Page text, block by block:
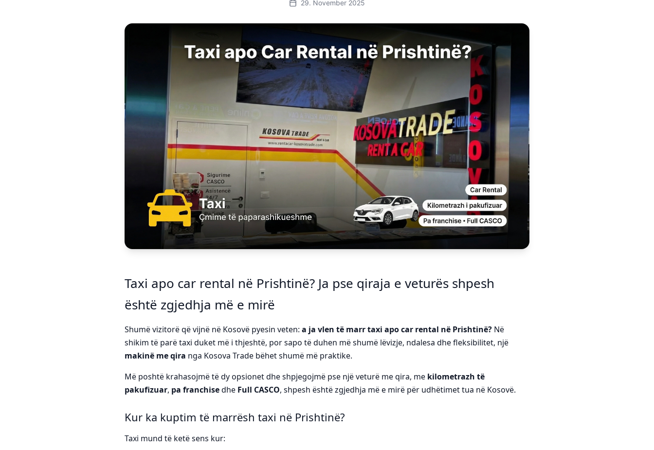
29. November 2025
Taxi apo car rental në Prishtinë? Ja pse qiraja e veturës shpesh
është zgjedhja më e mirë
Shumë vizitorë që vijnë në Kosovë pyesin veten: a ja vlen të marr taxi apo car rental në Prishtinë? Në
shikim të parë taxi duket më i thjeshtë, por sapo të duhen më shumë lëvizje, ndalesa dhe fleksibilitet, një
makinë me qira nga Kosova Trade bëhet shumë më praktike.
Më poshtë krahasojmë të dy opsionet dhe shpjegojmë pse një veturë me qira, me kilometrazh të
pakufizuar, pa franchisedhe Full CASCO, shpesh është zgjedhja më e mirë për udhëtimet tua në Kosovë.
Kur ka kuptim të marrësh taxi në Prishtinë?
Taxi mund të ketë sens kur: